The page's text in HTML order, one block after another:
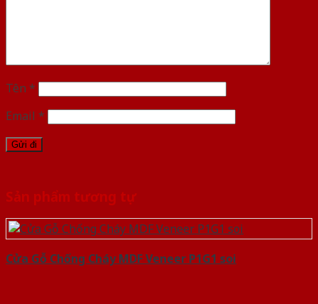
Tên *
Email *
Sản phẩm tương tự
Cửa Gỗ Chống Cháy MDF Veneer P1G1 soi